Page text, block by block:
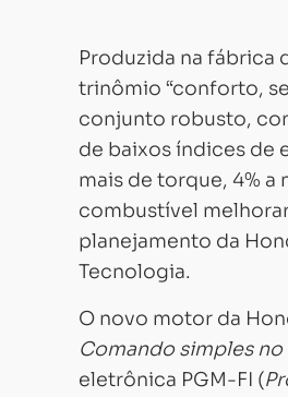
Produzida na fábrica
trinômio “conforto,
conjunto robusto,
de baixos índices de
mais de torque, 4%
combustível
planejamento da
Tecnologia.
O novo motor da
Comando simples
eletrônica PGM-FI (